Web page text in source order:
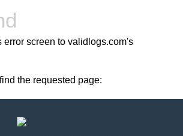
error screen to validlogs.com's
the requested page: